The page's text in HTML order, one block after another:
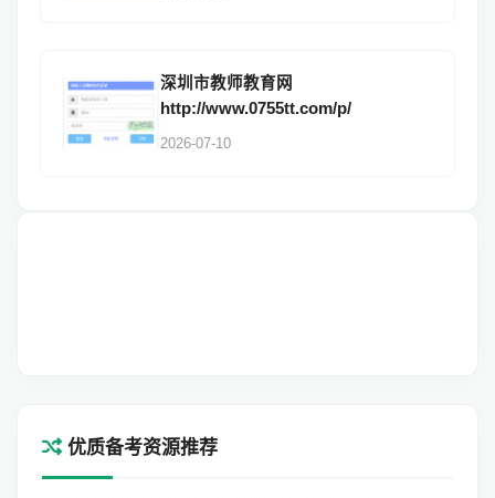
深圳市教师教育网
http://www.0755tt.com/p/
2026-07-10
优质备考资源推荐